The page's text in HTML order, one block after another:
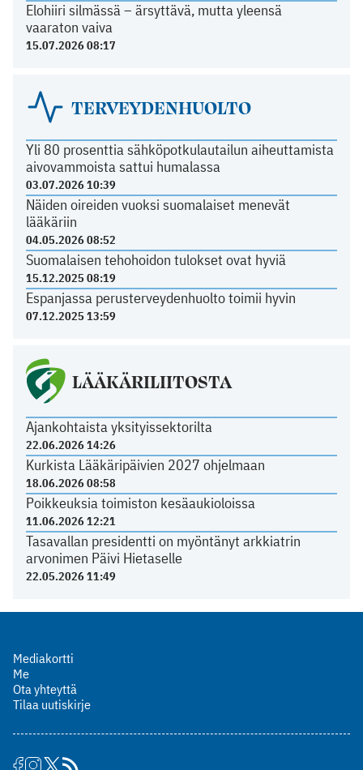
Elohiiri silmässä – ärsyttävä, mutta yleensä
vaaraton vaiva
15.07.2026 08:17
TERVEYDENHUOLTO
Yli 80 prosenttia sähköpotkulautailun aiheuttamista
aivovammoista sattui humalassa
03.07.2026 10:39
Näiden oireiden vuoksi suomalaiset menevät
lääkäriin
04.05.2026 08:52
Suomalaisen tehohoidon tulokset ovat hyviä
15.12.2025 08:19
Espanjassa perusterveydenhuolto toimii hyvin
07.12.2025 13:59
LÄÄKÄRILIITOSTA
Ajankohtaista yksityissektorilta
22.06.2026 14:26
Kurkista Lääkäripäivien 2027 ohjelmaan
18.06.2026 08:58
Poikkeuksia toimiston kesäaukioloissa
11.06.2026 12:21
Tasavallan presidentti on myöntänyt arkkiatrin
arvonimen Päivi Hietaselle
22.05.2026 11:49
Mediakortti
Me
Ota yhteyttä
Tilaa uutiskirje